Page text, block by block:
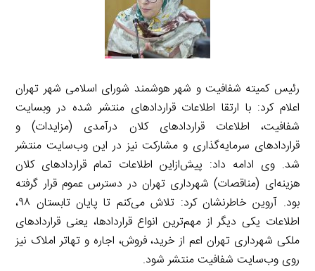
رئیس کمیته شفافیت و شهر هوشمند شورای اسلامی شهر تهران
اعلام کرد: با ارتقا اطلاعات قراردادهای منتشر شده در وبسایت
شفافیت، اطلاعات قراردادهای کلان درآمدی (مزایدات) و
قراردادهای سرمایه‌گذاری و مشارکت نیز در این وب‌سایت منتشر
شد. وی ادامه داد: پیش‌ازاین اطلاعات تمام قراردادهای کلان
هزینه‌ای (مناقصات) شهرداری تهران در دسترس عموم قرار گرفته
بود. آروین خاطرنشان کرد: تلاش می‌کنم تا پایان تابستان ۹۸،
اطلاعات یکی دیگر از مهم‌ترین انواع قراردادها، یعنی قراردادهای
ملکی شهرداری تهران اعم از خرید، فروش، اجاره و تهاتر املاک نیز
روی وب‌سایت شفافیت منتشر شود.